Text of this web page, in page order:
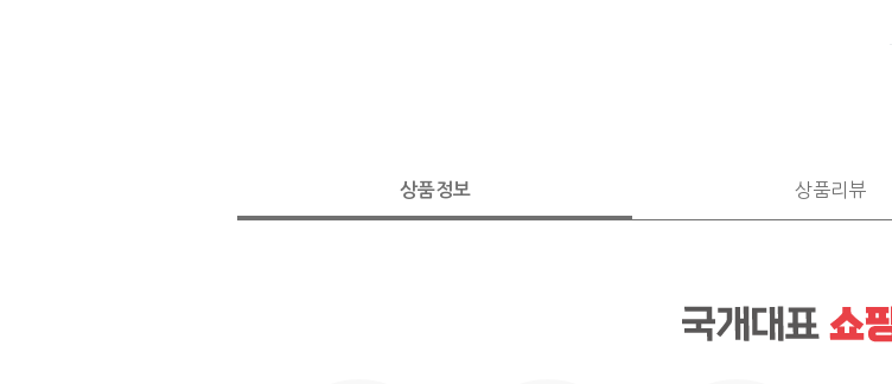
상품정보 상품리뷰